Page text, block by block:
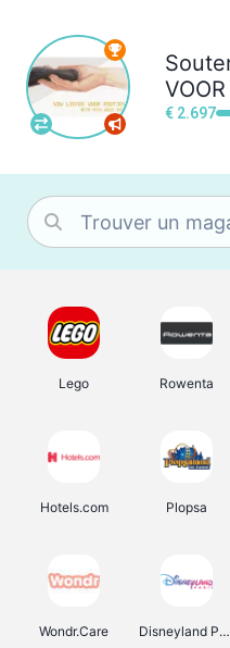
€ 2.697
Lego Rowenta
Hotels.com Plopsa
Wondr.Care Disneyland Paris